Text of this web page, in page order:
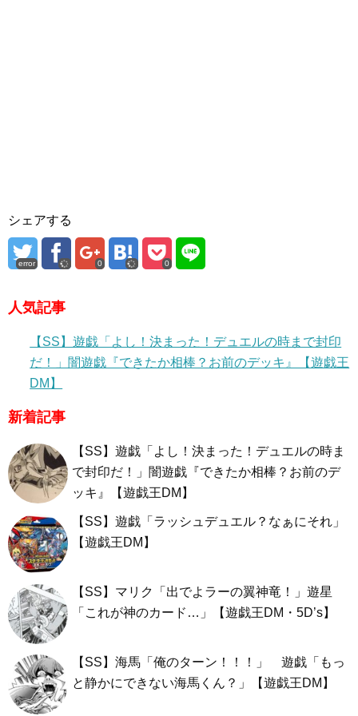
シェアする
error 0 0
人気記事
【SS】遊戯「よし！決まった！デュエルの時まで封印
だ！」闇遊戯『できたか相棒？お前のデッキ』【遊戯王
DM】
新着記事
【SS】遊戯「よし！決まった！デュエルの時ま
で封印だ！」闇遊戯『できたか相棒？お前のデ
ッキ』【遊戯王DM】
【SS】遊戯「ラッシュデュエル？なぁにそれ」
【遊戯王DM】
【SS】マリク「出でよラーの翼神竜！」遊星
「これが神のカード…」【遊戯王DM・5D’s】
【SS】海馬「俺のターン！！！」 遊戯「もっ
と静かにできない海馬くん？」【遊戯王DM】